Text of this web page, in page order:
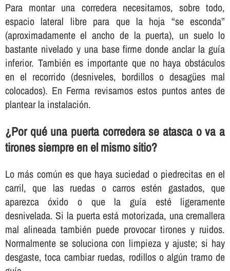
Para montar una corredera necesitamos, sobre todo,
espacio lateral libre para que la hoja “se esconda”
(aproximadamente el ancho de la puerta), un suelo lo
bastante nivelado y una base firme donde anclar la guía
inferior. También es importante que no haya obstáculos
en el recorrido (desniveles, bordillos o desagües mal
colocados). En Ferma revisamos estos puntos antes de
plantear la instalación.
¿Por qué una puerta corredera se atasca o va a
tirones siempre en el mismo sitio?
Lo más común es que haya suciedad o piedrecitas en el
carril, que las ruedas o carros estén gastados, que
aparezca óxido o que la guía esté ligeramente
desnivelada. Si la puerta está motorizada, una cremallera
mal alineada también puede provocar tirones y ruidos.
Normalmente se soluciona con limpieza y ajuste; si hay
desgaste, toca cambiar ruedas, rodillos o algún tramo de